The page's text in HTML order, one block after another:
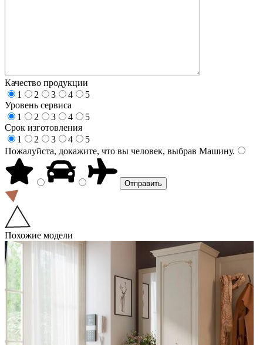
Качество продукции
1
2 3 4
5
Уровень сервиса
1
2 3 4
5
Срок изготовления
1
2 3 4
5
Пожалуйста, докажите, что вы человек, выбрав Машину.
Похожие модели